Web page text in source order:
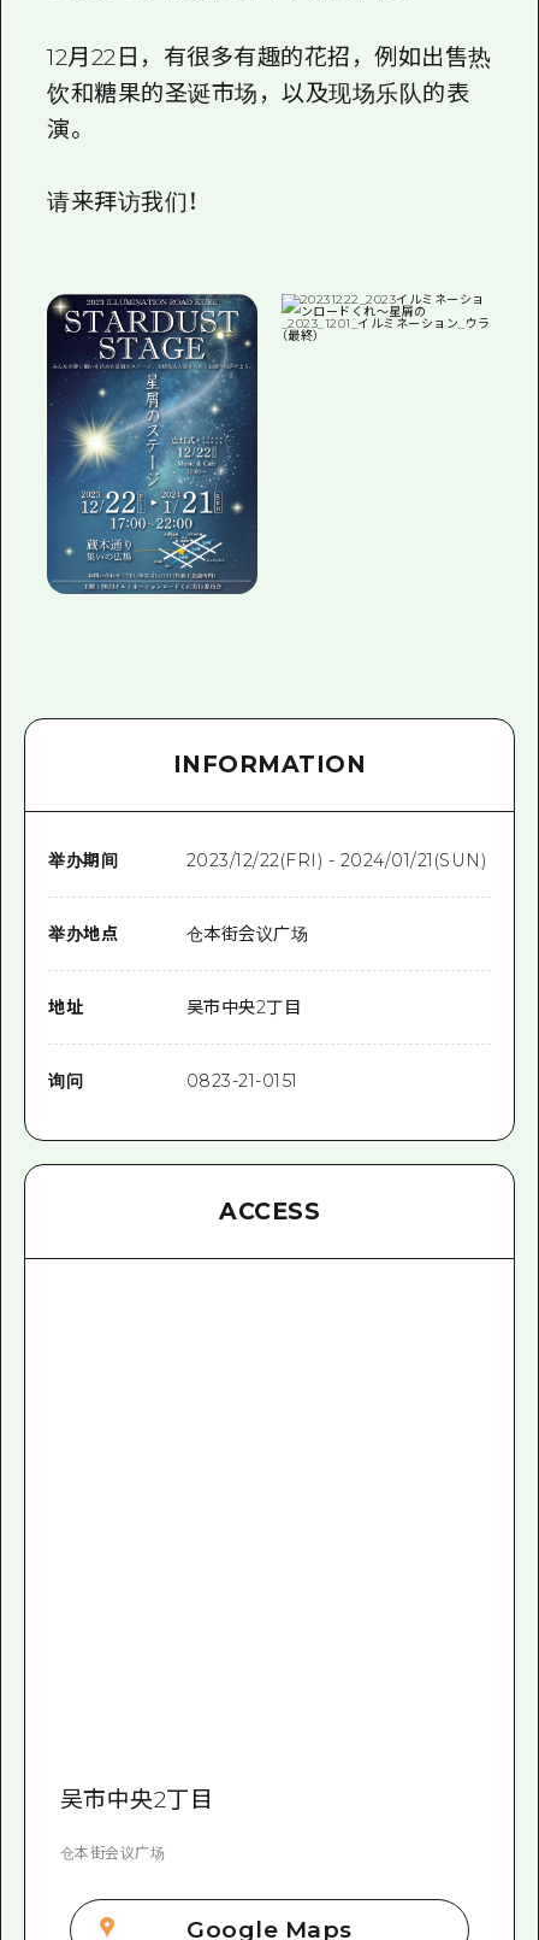
广岛观光宣传册
12月22日，有很多有趣的花招，例如出售热
饮和糖果的圣诞市场，以及现场乐队的表
演。
请来拜访我们！
INFORMATION
举办期间 2023/12/22(FRI) - 2024/01/21(SUN)
举办地点 仓本街会议广场
地址 吴市中央2丁目
询问 0823-21-0151
ACCESS
吴市中央2丁目
仓本街会议广场
Google Maps